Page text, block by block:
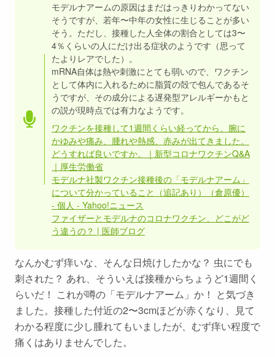
モデルナアームの原因はまだはっきりわかってない
そうですが、若年〜中年の女性に生じることが多い
そう。ただし、接種した人全体の割合としては3〜
4％くらいの人にだけ出る症状のようです（思って
たよりレアでした）。
mRNA自体は熱や刺激にとても弱いので、ワクチン
として体内に入れるために脂質の殻で包んであるそ
うですが、その成分による遅発型アレルギーかもと
の説が現時点では有力なようです。
ワクチンを接種して1週間くらい経ってから、腕に
かゆみや痛み、腫れや熱感、赤みが出てきました。
どうすれば良いですか。｜新型コロナワクチンQ&A
｜厚生労働省
モデルナ社製ワクチン接種後の「モデルナアーム」
について分かっていること（追記あり）（倉原優）
- 個人 - Yahoo!ニュース
ファイザーとモデルナのコロナワクチン、どこがど
う違うの？ | 医師ブログ
なんかむず痒いな、そんな日焼けしたかな？ 虫にでも
刺された？ あれ、そういえば接種からちょうど1週間く
らいだ！ これが噂の「モデルナアーム」か！ と気づき
ました。接種した付近の2〜3cmほどが赤くなり、見て
わかる程度に少し腫れてもいましたが、むず痒い程度で
痛くはありませんでした。